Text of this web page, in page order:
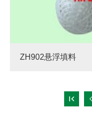
ZH902悬浮填料
